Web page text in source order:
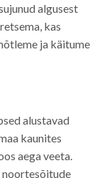
algusest
kas
ja käitume
alustavad
kaunites
aega veeta.
noortesõitude